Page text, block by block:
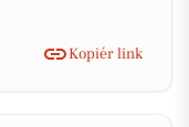
Kopiér link